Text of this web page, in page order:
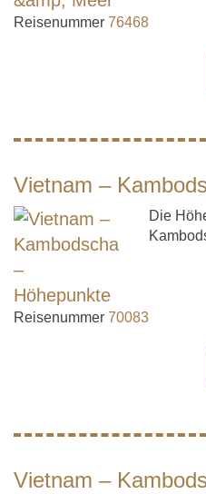
Reisenummer 76468
Vietnam –
Die
Reisenummer 70083
Vietnam –